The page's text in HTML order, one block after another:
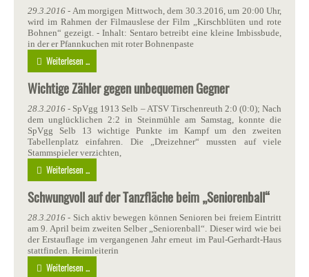
29.3.2016 - Am morgigen Mittwoch, dem 30.3.2016, um 20:00 Uhr,
wird im Rahmen der Filmauslese der Film „Kirschblüten und rote
Bohnen“ gezeigt. - Inhalt: Sentaro betreibt eine kleine Imbissbude,
in der er Pfannkuchen mit roter Bohnenpaste
Weiterlesen ...
Wichtige Zähler gegen unbequemen Gegner
28.3.2016 - SpVgg 1913 Selb – ATSV Tirschenreuth 2:0 (0:0); Nach
dem unglücklichen 2:2 in Steinmühle am Samstag, konnte die
SpVgg Selb 13 wichtige Punkte im Kampf um den zweiten
Tabellenplatz einfahren. Die „Dreizehner“ mussten auf viele
Stammspieler verzichten,
Weiterlesen ...
Schwungvoll auf der Tanzfläche beim „Seniorenball“
28.3.2016 - Sich aktiv bewegen können Senioren bei freiem Eintritt
am 9. April beim zweiten Selber „Seniorenball“. Dieser wird wie bei
der Erstauflage im vergangenen Jahr erneut im Paul-Gerhardt-Haus
stattfinden. Heimleiterin
Weiterlesen ...